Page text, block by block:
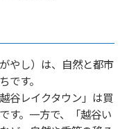
やし）は、自然と都市
です。
谷レイクタウン」は買
す。一方で、「越谷い